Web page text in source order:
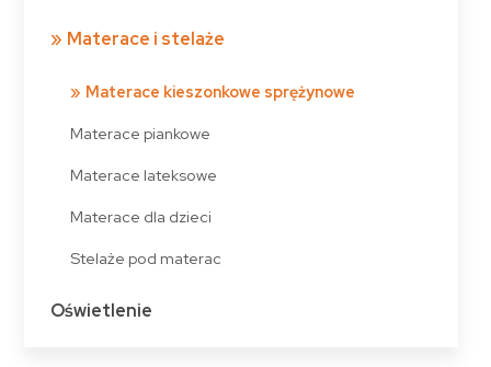
Materace i stelaże
Materace kieszonkowe sprężynowe
Materace piankowe
Materace lateksowe
Materace dla dzieci
Stelaże pod materac
Oświetlenie